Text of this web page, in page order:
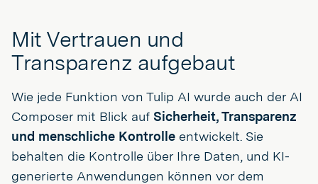
Mit Vertrauen und
Transparenz aufgebaut
Wie jede Funktion von Tulip AI wurde auch der AI
Composer mit Blick auf Sicherheit, Transparenz
und menschliche Kontrolle entwickelt. Sie
behalten die Kontrolle über Ihre Daten, und KI-
generierte Anwendungen können vor dem